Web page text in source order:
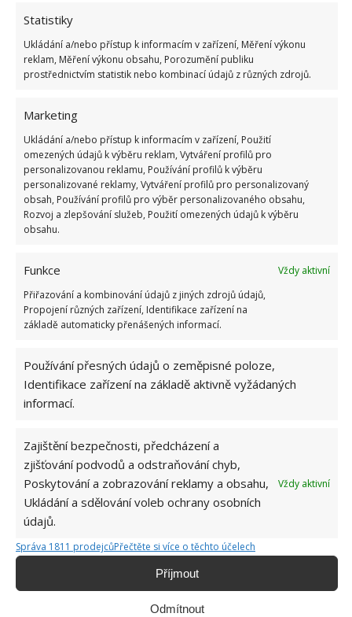
Statistiky
Ukládání a/nebo přístup k informacím v zařízení, Měření výkonu
reklam, Měření výkonu obsahu, Porozumění publiku
prostřednictvím statistik nebo kombinací údajů z různých zdrojů.
Marketing
Ukládání a/nebo přístup k informacím v zařízení, Použití
omezených údajů k výběru reklam, Vytváření profilů pro
personalizovanou reklamu, Používání profilů k výběru
personalizované reklamy, Vytváření profilů pro personalizovaný
obsah, Používání profilů pro výběr personalizovaného obsahu,
Rozvoj a zlepšování služeb, Použití omezených údajů k výběru
obsahu.
Funkce
Vždy aktivní
Přiřazování a kombinování údajů z jiných zdrojů údajů,
Propojení různých zařízení, Identifikace zařízení na
základě automaticky přenášených informací.
Používání přesných údajů o zeměpisné poloze,
Identifikace zařízení na základě aktivně vyžádaných
informací.
Zajištění bezpečnosti, předcházení a
zjišťování podvodů a odstraňování chyb,
Poskytování a zobrazování reklamy a obsahu,
Ukládání a sdělování voleb ochrany osobních
údajů.
Vždy aktivní
Správa 1811 prodejcůPřečtěte si více o těchto účelech
Příjmout
Odmítnout
houbičku a ochranné rukavice. Ocet ohřejte
v mikrovlnné troubě, aby byl teplý (nikoliv horký) a
opatrně přidejte prostředek na mytí nádobí. Roztok
nalijte do nádobky s rozprašovačem. Nastříkejte na
Potom sklo pomocí houbičky vyčistěte a umyjte vše
vodou. Roztok použijte také na podlahu, spárování a
ostatní čištěná místa v koupelně.
Obrázek: pixabay
AVIVÁŽ ČISTICÍ PROSTŘEDEK SPRCHOVÝ KOUT